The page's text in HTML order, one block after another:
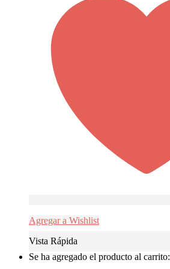
Agregar a Wishlist
Vista Rápida
Se ha agregado el producto al carrito: